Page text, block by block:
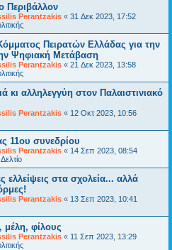
Περιβάλλον
Perantzakis « 31 Δεκ 2023, 17:52
Πειρατών Ελλάδας για την
Ψηφιακή Μετάβαση
Perantzakis « 21 Δεκ 2023, 13:58
κι αλληλεγγύη στον Παλαιστινιακό
Perantzakis « 12 Οκτ 2023, 10:56
11ου συνεδρίου
Perantzakis « 14 Σεπ 2023, 08:54
στα σχολεία... αλλά
Perantzakis « 13 Σεπ 2023, 10:41
μέλη, φίλους
Perantzakis « 11 Σεπ 2023, 13:29